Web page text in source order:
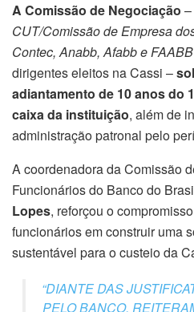
A Comissão de Negociação
CUT/Comissão de Empresa
Contec, Anabb, Afabb e FAABB
dirigentes eleitos na Cassi –
adiantamento de 10 anos do
caixa da instituição, além de
administração patronal pelo
A coordenadora da Comissão
Funcionários do Banco do
Lopes, reforçou o
funcionários em construir uma
sustentável para o custeio da
“DIANTE DAS
PELO BANCO,